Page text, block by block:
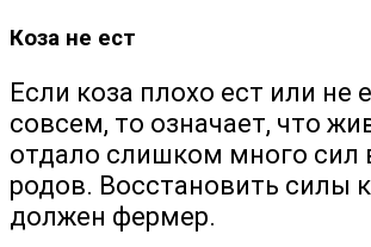
Коза не ест
Если коза плохо ест или не
совсем, то означает, что
отдало слишком много сил
родов. Восстановить силы
должен фермер.